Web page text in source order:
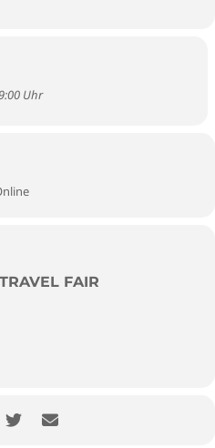
Uhr
FAIR